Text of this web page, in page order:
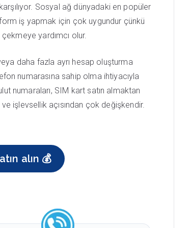
Sosyal ağ dünyadaki en popüler
iş yapmak için çok uygundur çünkü
yardımcı olur.
daha fazla ayrı hesap oluşturma
numarasına sahip olma ihtiyacıyla
numaraları, SIM kart satın almaktan
işlevsellik açısından çok değişkendir.
alın 💰